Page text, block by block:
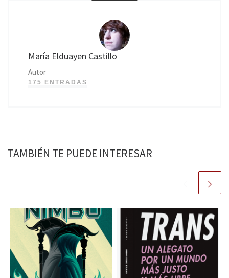
María Elduayen Castillo
Autor
175 ENTRADAS
TAMBIÉN TE PUEDE INTERESAR